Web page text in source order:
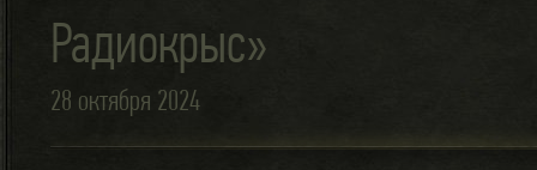
Радиокрыс»
28 октября 2024